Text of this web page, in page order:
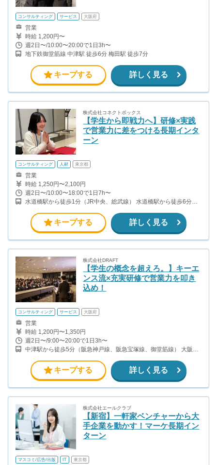
コンサルティング サービス 大阪府
営業
時給 1,200円〜
週2日〜/10:00〜20:00で1日3h〜
地下鉄御堂筋線 中津駅 徒歩6分 梅田駅 徒歩7分
キープする 詳しく見る
株式会社コネクトボックス
【学生から即戦力へ】研修×実践
で営業力に差をつける長期インタ
ーン
コンサルティング 人材 東京都
営業
時給 1,250円〜2,100円
週2日〜/10:00〜18:00で1日7h〜
水道橋駅から徒歩1分（JR中央、総武線） 水道橋駅から徒歩6分
キープする 詳しく見る
株式会社DRAFT
【学生の概念を超えろ。】キーエ
ンス流×充実研修で営業力を叩き
込め！
コンサルティング サービス 大阪府
営業
時給 1,200円〜1,350円
週2日〜/9:00〜20:00で1日3h〜
中津駅から徒歩5分（阪急神戸線、阪急宝塚線、御堂筋線） 大阪梅
駅から徒歩13分（大阪環状線、大和路線、阪和線、関西空港線、ほ
か）
キープする 詳しく見る
株式会社エールクラブ
【新宿】一軒家ベンチャーから大
手企業を動かす！マーケ長期イン
ターン
マスコミ/広告/出版 IT 東京都